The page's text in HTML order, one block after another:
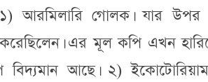
১) আরমিলারি গোলক। যার উপর
এর মূল কপি এখন
বিদ্যমান আছে। ২)